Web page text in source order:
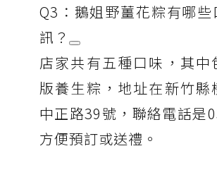
Q3：鵝姐野薑花粽有哪
訊？
店家共有五種口味，其中
版養生粽，地址在新竹縣
中正路39號，聯絡電話是
方便預訂或送禮。